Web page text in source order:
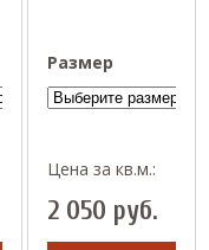
Размер
Цена за кв.м.:
2 050 руб.